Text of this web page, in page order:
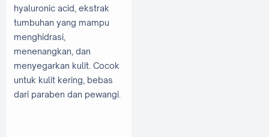
hyaluronic acid, ekstrak
tumbuhan yang mampu
menghidrasi,
menenangkan, dan
menyegarkan kulit. Cocok
untuk kulit kering, bebas
dari paraben dan pewangi.